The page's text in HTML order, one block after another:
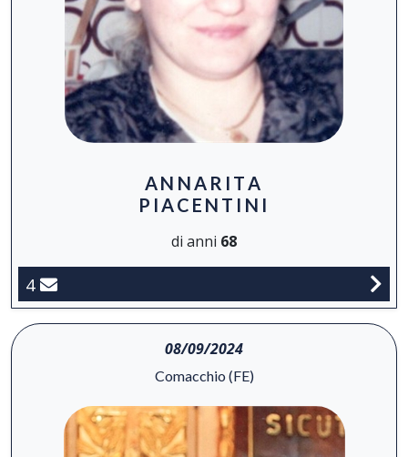
ANNARITA
PIACENTINI
di anni 68
4
08/09/2024
Comacchio (FE)